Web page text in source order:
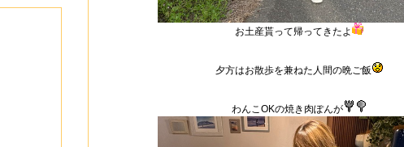
お土産貰って帰ってきたよ
夕方はお散歩を兼ねた人間の晩ご飯
わんこOKの焼き肉ぽんが